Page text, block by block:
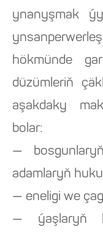
ynanyşmak
hökmünde
düzümleriň
aşakdaky
bolar:
—
adamlaryň
— eneligi we
— ýaşlaryň